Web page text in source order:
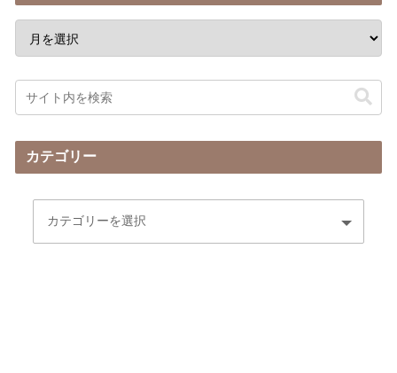
カテゴリー